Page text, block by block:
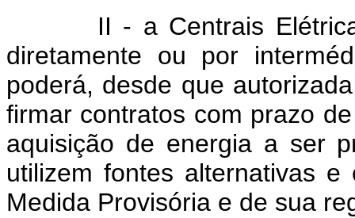
II - a Centrais Elétricas
diretamente ou por
poderá, desde que
firmar contratos com prazo
aquisição de energia a ser
utilizem fontes alternativas
Medida Provisória e de sua